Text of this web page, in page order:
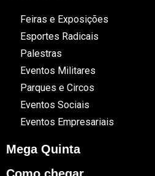
Feiras e Exposições
Esportes Radicais
Palestras
Eventos Militares
Parques e Circos
Eventos Sociais
Eventos Empresariais
Mega Quinta
Como chegar